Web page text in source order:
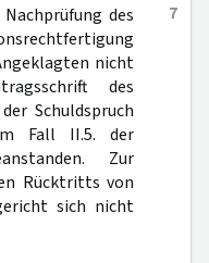
7
des
nicht
des
Schuldspruch
Fall II.5. der
Zur
Rücktritts von
sich nicht